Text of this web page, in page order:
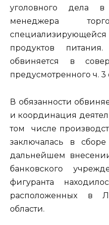
уголовного дела
менеджера
специализирующейся
продуктов
обвиняется в
предусмотренного ч. 3
В обязанности
и координация
том числе
заключалась в
дальнейшем
банковского
фигуранта
расположенных в
области.